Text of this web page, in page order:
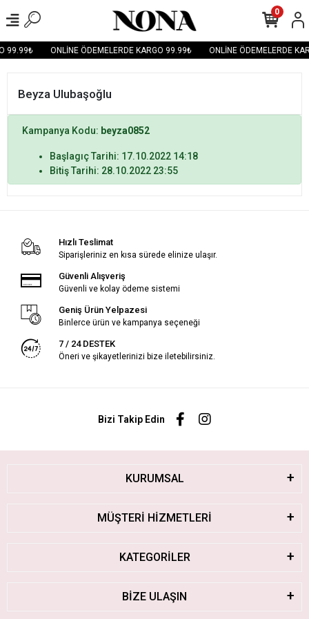
99.99₺ ONLİNE ÖDEMELERDE KARGO 99.99₺ ONLİNE ÖDEMELERDE
0
Beyza Ulubaşoğlu
Kampanya Kodu: beyza0852
Başlagıç Tarihi: 17.10.2022 14:18
Bitiş Tarihi: 28.10.2022 23:55
Hızlı Teslimat
Siparişleriniz en kısa sürede elinize ulaşır.
Güvenli Alışveriş
Güvenli ve kolay ödeme sistemi
Geniş Ürün Yelpazesi
Binlerce ürün ve kampanya seçeneği
7 / 24 DESTEK
Öneri ve şikayetlerinizi bize iletebilirsiniz.
Bizi Takip Edin
KURUMSAL
MÜŞTERİ HİZMETLERİ
KATEGORİLER
BİZE ULAŞIN